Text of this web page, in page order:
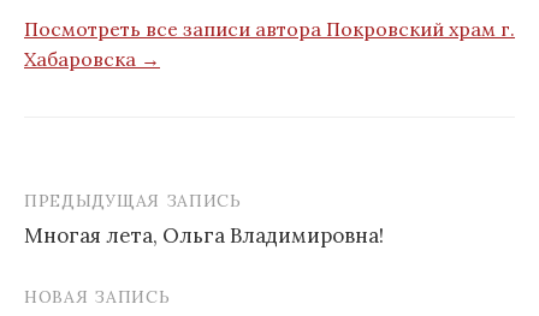
Посмотреть все записи автора Покровский храм г.
Хабаровска →
Навигация
по
записям
ПРЕДЫДУЩАЯ ЗАПИСЬ
Многая лета, Ольга Владимировна!
НОВАЯ ЗАПИСЬ